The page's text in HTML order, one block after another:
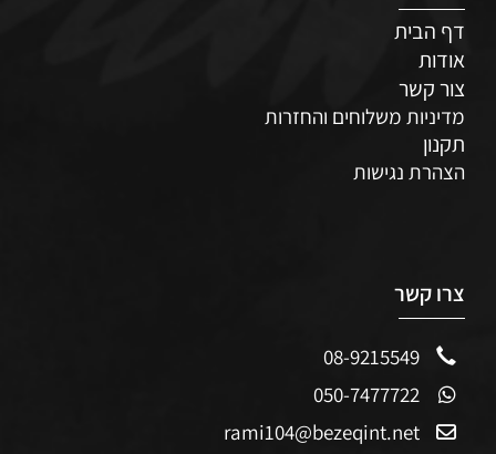
דף הבית
אודות
צור קשר
מדיניות משלוחים והחזרות
תקנון
הצהרת נגישות
צרו קשר
08-9215549
050-7477722
rami104@bezeqint.net